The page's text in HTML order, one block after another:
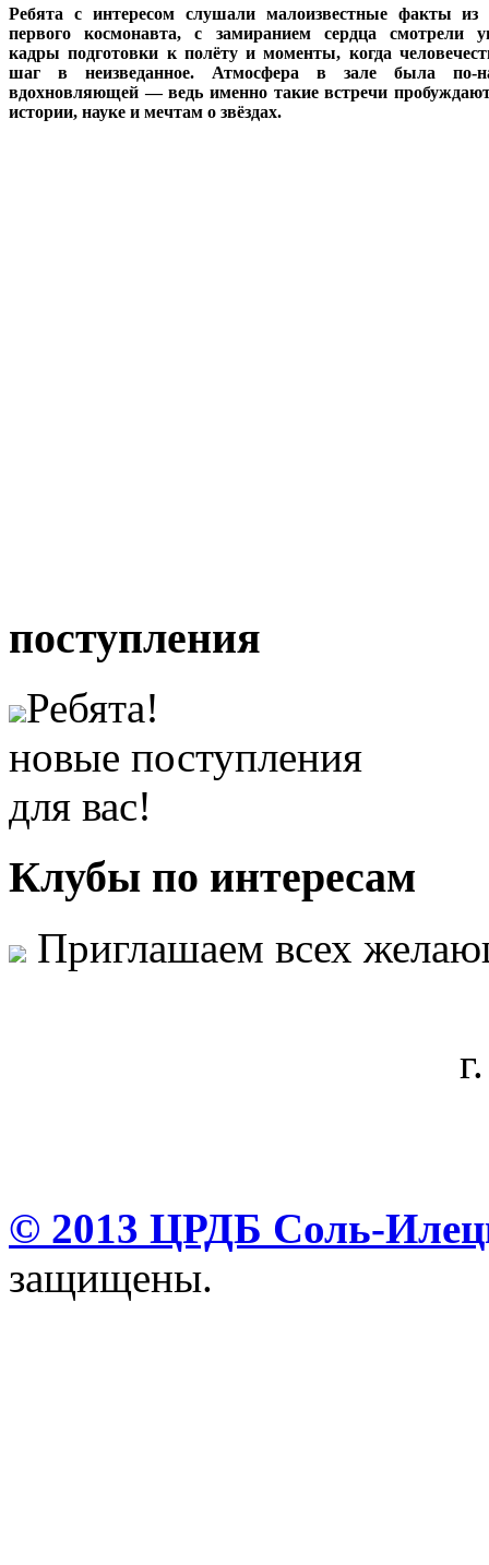
Ребята с интересом слушали малоизвестные факты из
первого космонавта, с замиранием сердца смотрели
кадры подготовки к полёту и моменты, когда
шаг в неизведанное. Атмосфера в зале была по-
вдохновляющей — ведь именно такие встречи
истории, науке и мечтам о звёздах.
поступления
Ребята!
новые поступления
для вас!
Клубы по интересам
Приглашаем всех
© 2013 ЦРДБ Соль-
защищены.